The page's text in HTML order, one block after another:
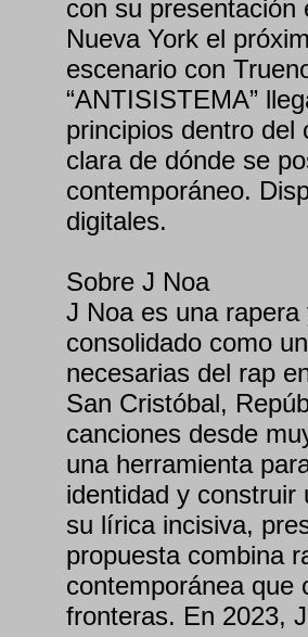
con su
Nueva York el
escenario con
“ANTISISTEMA”
principios dentro del
clara de dónde se
contemporáneo.
digitales.
Sobre J Noa
J Noa es una
consolidado como
necesarias del rap
San Cristóbal,
canciones desde
una herramienta
identidad y construir
su lírica incisiva,
propuesta combina
contemporánea que
fronteras. En 2023,